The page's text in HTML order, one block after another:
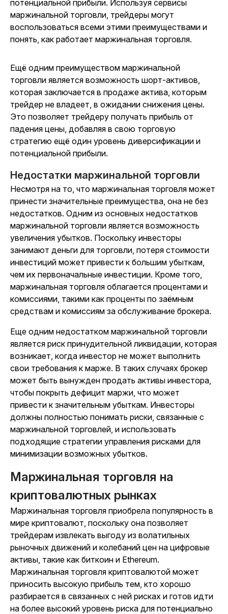
потенциальной прибыли. Используя сервисы
маржинальной торговли, трейдеры могут
воспользоваться всеми этими преимуществами и
понять, как работает маржинальная торговля.
Ещё одним преимуществом маржинальной
торговли является возможность шорт-активов,
которая заключается в продаже актива, которым
трейдер не владеет, в ожидании снижения цены.
Это позволяет трейдеру получать прибыль от
падения цены, добавляя в свою торговую
стратегию ещё один уровень диверсификации и
потенциальной прибыли.
Недостатки маржинальной торговли
Несмотря на то, что маржинальная торговля может
принести значительные преимущества, она не без
недостатков. Одним из основных недостатков
маржинальной торговли является возможность
увеличения убытков. Поскольку инвесторы
занимают деньги для торговли, потеря стоимости
инвестиций может привести к большим убыткам,
чем их первоначальные инвестиции. Кроме того,
маржинальная торговля облагается процентами и
комиссиями, такими как проценты по заёмным
средствам и комиссиям за обслуживание брокера.
Еще одним недостатком маржинальной торговли
является риск принудительной ликвидации, которая
возникает, когда инвестор не может выполнить
свои требования к марже. В таких случаях брокер
может быть вынужден продать активы инвестора,
чтобы покрыть дефицит маржи, что может
привести к значительным убыткам. Инвесторы
должны полностью понимать риски, связанные с
маржинальной торговлей, и использовать
подходящие стратегии управления рисками для
минимизации возможных убытков.
Маржинальная торговля на
криптовалютных рынках
Маржинальная торговля приобрела популярность в
мире криптовалют, поскольку она позволяет
трейдерам извлекать выгоду из волатильных
рыночных движений и колебаний цен на цифровые
активы, такие как биткоин и Ethereum.
Маржинальная торговля криптовалютой может
приносить высокую прибыль тем, кто хорошо
разбирается в связанных с ней рисках и готов идти
на более высокий уровень риска для потенциально